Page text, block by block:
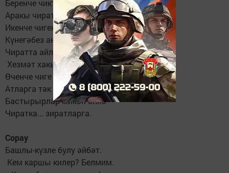
Беренче чиктә килделәр
Аракы чиратлары.
Икенче чиген дә күрдек,
Күнегәбез аңарга,
Чиратта айлар торабыз
Хезмәт хакын алырга.
Өченче чиге җиткәндә —
Атларга тәк атларга! —
Бастырырлар микән әллә
Чиратка... зиратларга.
Сорау
Башлы-күзле булу әйбәт.
Кем каршы килер? Белмим.